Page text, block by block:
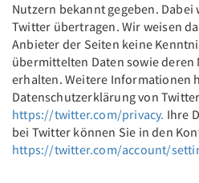
Nutzern bekannt gegeben. Dabei
Twitter übertragen. Wir weisen
Anbieter der Seiten keine
übermittelten Daten sowie
erhalten. Weitere Informationen
Datenschutzerklärung von
https://twitter.com/privacy. Ihre
bei Twitter können Sie in den
https://twitter.com/account/